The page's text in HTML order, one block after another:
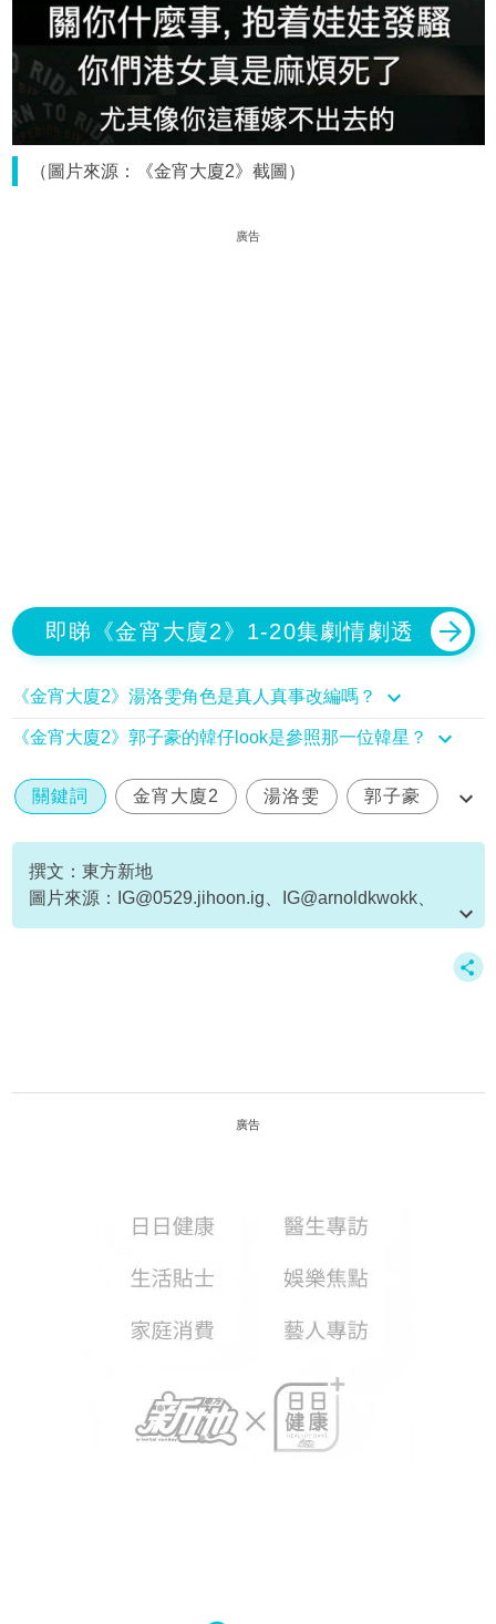
（圖片來源：《金宵大廈2》截圖）
廣告
即睇《金宵大廈2》1-20集劇情劇透
《金宵大廈2》湯洛雯角色是真人真事改編嗎？
《金宵大廈2》郭子豪的韓仔look是參照那一位韓星？
關鍵詞 金宵大廈2 湯洛雯 郭子豪
黎倩儀
撰文：東方新地
圖片來源：
IG@0529.jihoon.ig 、IG@arnoldkwokk、
IG@kungkaty、《金宵大廈2》劇照、YouTube@myTV
廣告